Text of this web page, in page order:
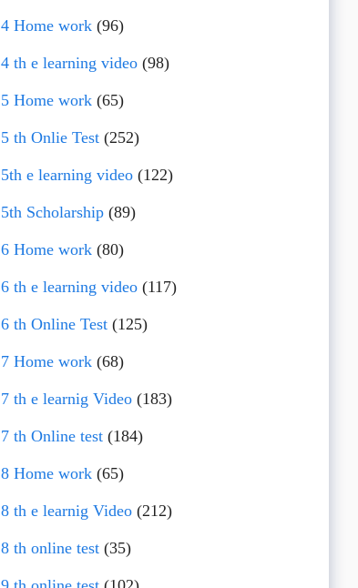
4 Home work(96)
4 th e learning video(98)
5 Home work(65)
5 th Onlie Test(252)
5th e learning video(122)
5th Scholarship(89)
6 Home work(80)
6 th e learning video(117)
6 th Online Test(125)
7 Home work(68)
7 th e learnig Video(183)
7 th Online test(184)
8 Home work(65)
8 th e learnig Video(212)
8 th online test(35)